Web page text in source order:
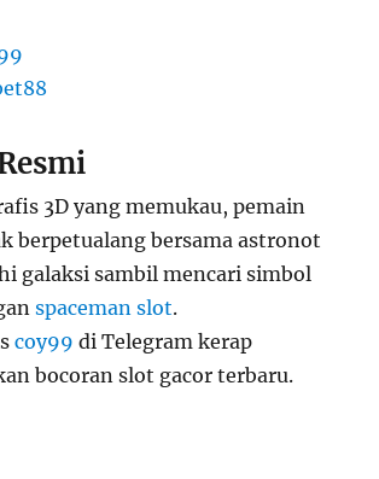
3D yang memukau, pemain
berpetualang bersama astronot
galaksi sambil mencari simbol
spaceman slot.
coy99 di Telegram kerap
bocoran slot gacor terbaru.